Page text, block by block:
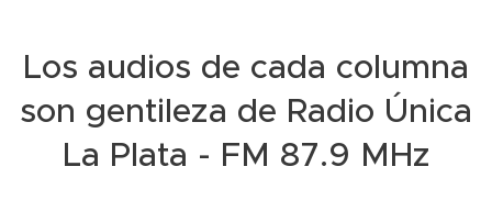
Los audios de cada columna
son gentileza de Radio Única
La Plata - FM 87.9 MHz